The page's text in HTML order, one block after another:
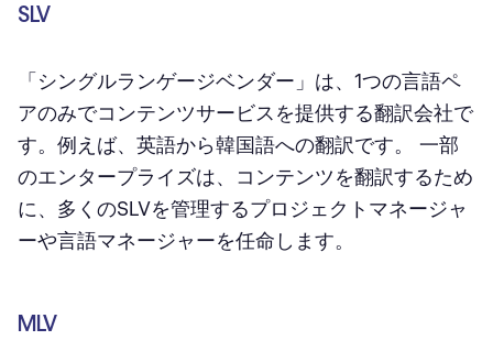
SLV
「シングルランゲージベンダー」は、1つの言語ペ
アのみでコンテンツサービスを提供する翻訳会社で
す。例えば、英語から韓国語への翻訳です。 一部
のエンタープライズは、コンテンツを翻訳するため
に、多くのSLVを管理するプロジェクトマネージャ
ーや言語マネージャーを任命します。
MLV